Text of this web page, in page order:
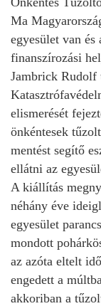
Ma
egyesület van
finanszírozási
Jambrick Rudolf
elismerését
önkéntesek
mentést segítő
ellátni az
A kiállítás
néhány éve
egyesület
mondott
az azóta eltelt
engedett a
akkoriban a